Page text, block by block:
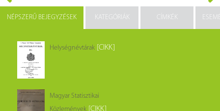
NÉPSZERŰ BEJEGYZÉSEK KATEGÓRIÁK CÍMKÉK
Helységnévtárak [CIKK]
Magyar Statisztikai
Közlemények [CIKK]